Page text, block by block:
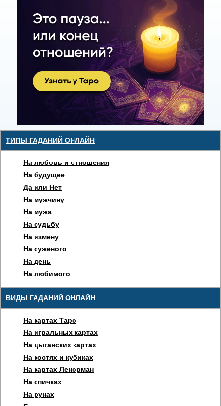
ТИПЫ ГАДАНИЙ ОНЛАЙН
На любовь и отношения
На будущее
Да или Нет
На мужчину
На мужа
На судьбу
На измену
На суженого
На день
На любимого
ВИДЫ ГАДАНИЙ ОНЛАЙН
На картах Таро
На игральных картах
На цыганских картах
На костях и кубиках
На картах Ленорман
На спичках
На рунах